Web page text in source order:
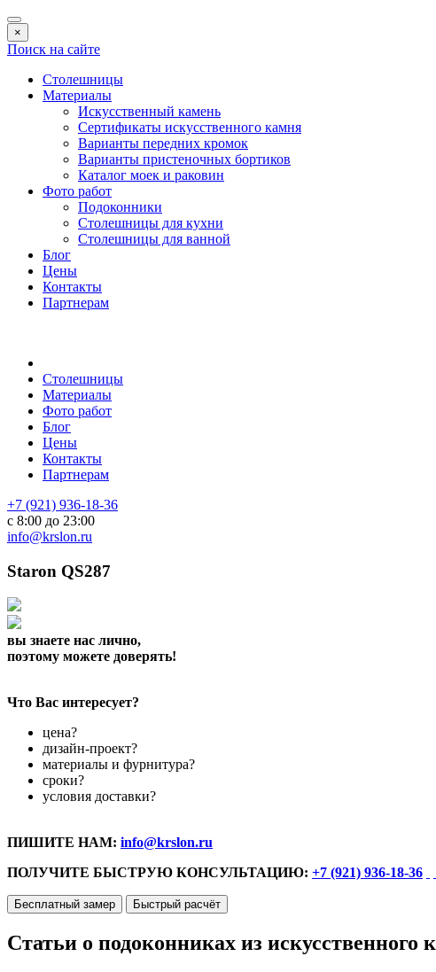
×
Поиск на сайте
Столешницы
Материалы
Искусственный камень
Сертификаты искусственного камня
Варианты передних кромок
Варианты пристеночных бортиков
Каталог моек и раковин
Фото работ
Подоконники
Столешницы для кухни
Столешницы для ванной
Блог
Цены
Контакты
Партнерам
Столешницы
Материалы
Фото работ
Блог
Цены
Контакты
Партнерам
+7 (921) 936-18-36
с 8:00 до 23:00
info@krslon.ru
Staron QS287
вы знаете нас лично,
поэтому можете доверять!
Что Вас интересует?
цена?
дизайн-проект?
материалы и фурнитура?
сроки?
условия доставки?
ПИШИТЕ НАМ: info@krslon.ru
ПОЛУЧИТЕ БЫСТРУЮ КОНСУЛЬТАЦИЮ: +7 (921) 936-18-36
Бесплатный замер Быстрый расчёт
Статьи о подоконниках из искусственного